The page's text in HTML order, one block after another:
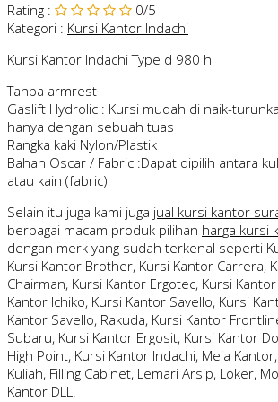
Rating : 0/5
Kategori : Kursi Kantor Indachi
Kursi Kantor Indachi Type d 980 h
Tanpa armrest
Gaslift Hydrolic : Kursi mudah di naik-
hanya dengan sebuah tuas
Rangka kaki Nylon/Plastik
Bahan Oscar / Fabric :Dapat dipilih antara
atau kain (fabric)
Selain itu juga kami juga jual kursi kantor
berbagai macam produk pilihan harga kursi
dengan merk yang sudah terkenal seperti
Kursi Kantor Brother, Kursi Kantor Carrera,
Chairman, Kursi Kantor Ergotec, Kursi
Kantor Ichiko, Kursi Kantor Savello, Kursi
Kantor Savello, Rakuda, Kursi Kantor
Subaru, Kursi Kantor Ergosit, Kursi Kantor
High Point, Kursi Kantor Indachi, Meja
Kuliah, Filling Cabinet, Lemari Arsip, Loker,
Kantor DLL.